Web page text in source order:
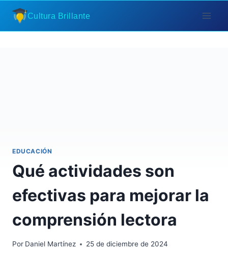
Saltar
contenido
Cultura Brillante
EDUCACIÓN
Qué actividades son
efectivas para mejorar la
comprensión lectora
Por Daniel Martínez 25 de diciembre de 2024